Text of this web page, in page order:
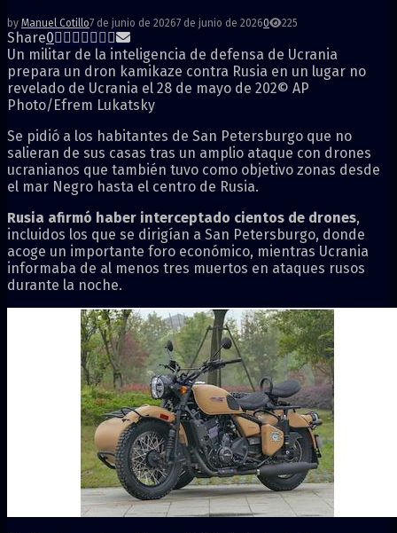
by Manuel Cotillo7 de junio de 20267 de junio de 20260 225
Share0
Un militar de la inteligencia de defensa de Ucrania
prepara un dron kamikaze contra Rusia en un lugar no
revelado de Ucrania el 28 de mayo de 202© AP
Photo/Efrem Lukatsky
Se pidió a los habitantes de San Petersburgo que no
salieran de sus casas tras un amplio ataque con drones
ucranianos que también tuvo como objetivo zonas desde
el mar Negro hasta el centro de Rusia.
Rusia afirmó haber interceptado cientos de drones,
incluidos los que se dirigían a San Petersburgo, donde
acoge un importante foro económico, mientras Ucrania
informaba de al menos tres muertos en ataques rusos
durante la noche.